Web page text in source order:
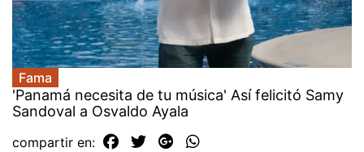
Fama
'Panamá necesita de tu música' Así felicitó Samy
Sandoval a Osvaldo Ayala
compartir en: